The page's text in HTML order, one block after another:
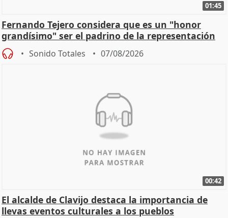
01:45
Fernando Tejero considera que es un "honor
grandísimo" ser el padrino de la representación
Sonido Totales 07/08/2026
00:42
El alcalde de Clavijo destaca la importancia de
llevas eventos culturales a los pueblos